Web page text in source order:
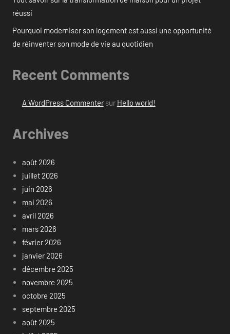
réussi
Pourquoi moderniser son logement est aussi une opportunité
de réinventer son mode de vie au quotidien
Recent Comments
A WordPress Commentersur Hello world!
Archives
août 2026
juillet 2026
juin 2026
mai 2026
avril 2026
mars 2026
février 2026
janvier 2026
décembre 2025
novembre 2025
octobre 2025
septembre 2025
août 2025